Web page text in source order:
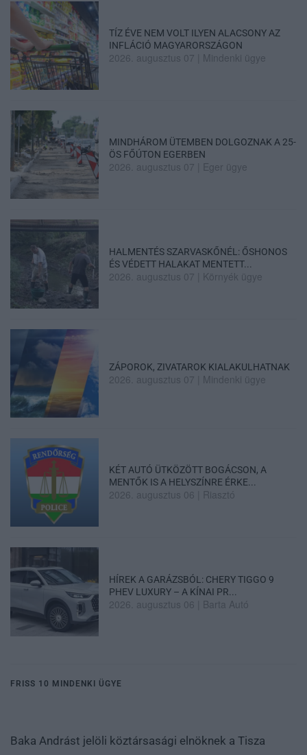
TÍZ ÉVE NEM VOLT ILYEN ALACSONY AZ
INFLÁCIÓ MAGYARORSZÁGON
2026. augusztus 07 Mindenki ügye
MINDHÁROM ÜTEMBEN DOLGOZNAK A 25-
ÖS FŐÚTON EGERBEN
2026. augusztus 07 Eger ügye
HALMENTÉS SZARVASKŐNÉL: ŐSHONOS
ÉS VÉDETT HALAKAT MENTETT...
2026. augusztus 07 Környék ügye
ZÁPOROK, ZIVATAROK KIALAKULHATNAK
2026. augusztus 07 Mindenki ügye
KÉT AUTÓ ÜTKÖZÖTT BOGÁCSON, A
MENTŐK IS A HELYSZÍNRE ÉRKE...
2026. augusztus 06 Riasztó
HÍREK A GARÁZSBÓL: CHERY TIGGO 9
PHEV LUXURY – A KÍNAI PR...
2026. augusztus 06 Barta Autó
FRISS 10 MINDENKI ÜGYE
Baka Andrást jelöli köztársasági elnöknek a Tisza